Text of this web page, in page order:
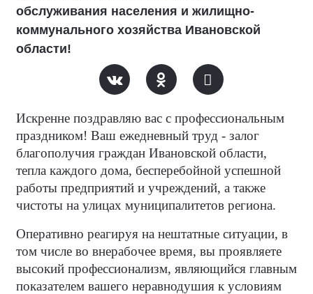
обслуживания населения и жилищно-
коммунального хозяйства Ивановской
области!
Искренне поздравляю вас с профессиональным
праздником! Ваш ежедневный труд - залог
благополучия граждан Ивановской области,
тепла каждого дома, бесперебойной успешной
работы предприятий и учреждений, а также
чистоты на улицах муниципалитетов региона.
Оперативно реагируя на нештатные ситуации, в
том числе во внерабочее время, вы проявляете
высокий профессионализм, являющийся главным
показателем вашего неравнодушия к условиям